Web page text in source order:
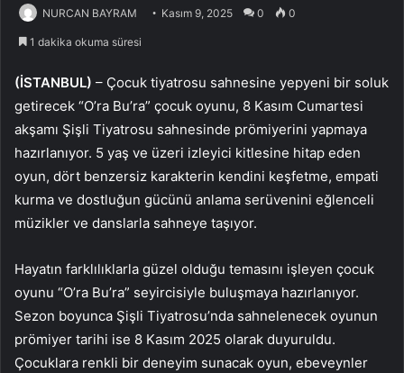
NURCAN BAYRAM Kasım 9, 2025 0 0
1 dakika okuma süresi
(İSTANBUL) – Çocuk tiyatrosu sahnesine yepyeni bir soluk
getirecek “O’ra Bu’ra” çocuk oyunu, 8 Kasım Cumartesi
akşamı Şişli Tiyatrosu sahnesinde prömiyerini yapmaya
hazırlanıyor. 5 yaş ve üzeri izleyici kitlesine hitap eden
oyun, dört benzersiz karakterin kendini keşfetme, empati
kurma ve dostluğun gücünü anlama serüvenini eğlenceli
müzikler ve danslarla sahneye taşıyor.
Hayatın farklılıklarla güzel olduğu temasını işleyen çocuk
oyunu “O’ra Bu’ra” seyircisiyle buluşmaya hazırlanıyor.
Sezon boyunca Şişli Tiyatrosu’nda sahnelenecek oyunun
prömiyer tarihi ise 8 Kasım 2025 olarak duyuruldu.
Çocuklara renkli bir deneyim sunacak oyun, ebeveynler